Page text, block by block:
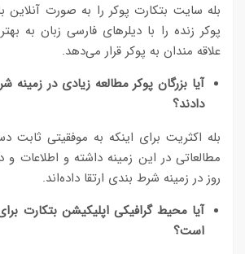
بله سایت بتکارت پوکر را به صورت آنلاین
پوکر زنده را با دیلرهای فارسی زبان به
علاقه مندان به پوکر قرار می‌دهد.
آیا بزرگان پوکر مطالعه زیادی در زمینه
دادند؟
بله اکثریت برای اینکه به موفقیتی ثابت
مطالعاتی در این زمینه داشته و اطلاعات
روز در زمینه شرط بندی ارتقا داده‌اند.
آیا محیط گرافیکی اپلیکیشن بتکارت
است؟